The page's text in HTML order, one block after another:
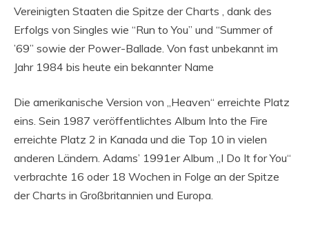
Vereinigten Staaten die Spitze der Charts , dank des
Erfolgs von Singles wie “Run to You” und “Summer of
’69” sowie der Power-Ballade. Von fast unbekannt im
Jahr 1984 bis heute ein bekannter Name
Die amerikanische Version von „Heaven“ erreichte Platz
eins. Sein 1987 veröffentlichtes Album Into the Fire
erreichte Platz 2 in Kanada und die Top 10 in vielen
anderen Ländern. Adams’ 1991er Album „I Do It for You“
verbrachte 16 oder 18 Wochen in Folge an der Spitze
der Charts in Großbritannien und Europa.